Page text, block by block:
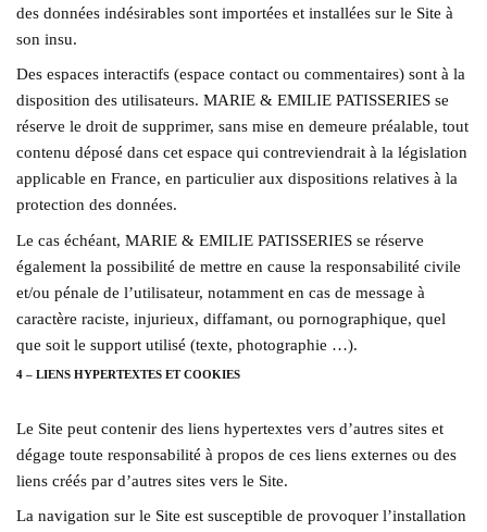
des données indésirables sont importées et installées sur le Site à
son insu.
Des espaces interactifs (espace contact ou commentaires) sont à la
disposition des utilisateurs. MARIE & EMILIE PATISSERIES se
réserve le droit de supprimer, sans mise en demeure préalable, tout
contenu déposé dans cet espace qui contreviendrait à la législation
applicable en France, en particulier aux dispositions relatives à la
protection des données.
Le cas échéant, MARIE & EMILIE PATISSERIES se réserve
également la possibilité de mettre en cause la responsabilité civile
et/ou pénale de l’utilisateur, notamment en cas de message à
caractère raciste, injurieux, diffamant, ou pornographique, quel
que soit le support utilisé (texte, photographie …).
4 – LIENS HYPERTEXTES ET COOKIES
Le Site peut contenir des liens hypertextes vers d’autres sites et
dégage toute responsabilité à propos de ces liens externes ou des
liens créés par d’autres sites vers le Site.
La navigation sur le Site est susceptible de provoquer l’installation